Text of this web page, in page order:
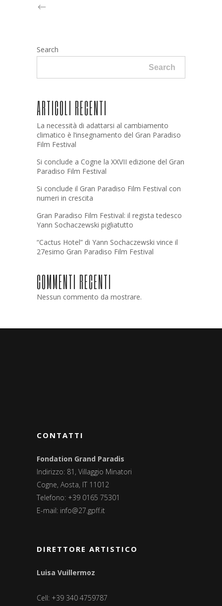
Search
Search
ARTICOLI RECENTI
La necessità di adattarsi al cambiamento
climatico è l’insegnamento del Gran Paradiso
Film Festival
Si conclude a Cogne la XXVII edizione del Gran
Paradiso Film Festival
Si conclude il Gran Paradiso Film Festival con
numeri in crescita
Gran Paradiso Film Festival: il regista tedesco
Yann Sochaczewski pigliatutto
“Cactus Hotel” di Yann Sochaczewski vince il
27esimo Gran Paradiso Film Festival
COMMENTI RECENTI
Nessun commento da mostrare.
CONTATTI
Fondation Grand Paradis
Indirizzo: 81, Villaggio Minatori
Cogne, Aosta, IT 11012
Telefono: +39 0165 75301
E-mail: info@27.gpff.it
DIRETTORE ARTISTICO
Luisa Vuillermoz
Cell: +39 340 4759787